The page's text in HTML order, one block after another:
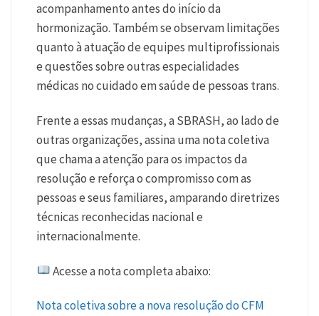
acompanhamento antes do início da
hormonização. Também se observam limitações
quanto à atuação de equipes multiprofissionais
e questões sobre outras especialidades
médicas no cuidado em saúde de pessoas trans.
Frente a essas mudanças, a SBRASH, ao lado de
outras organizações, assina uma nota coletiva
que chama a atenção para os impactos da
resolução e reforça o compromisso com as
pessoas e seus familiares, amparando diretrizes
técnicas reconhecidas nacional e
internacionalmente.
Acesse a nota completa abaixo:
Nota coletiva sobre a nova resolução do CFM